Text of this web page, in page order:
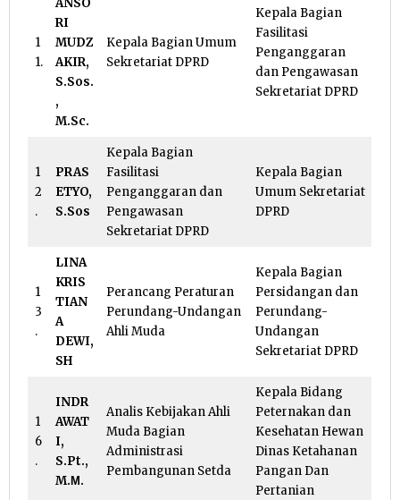
1
1.
ANSO
RI
MUDZ
AKIR,
S.Sos.
,
M.Sc.
Kepala Bagian Umum
Sekretariat DPRD
Kepala Bagian
Fasilitasi
Penganggaran
dan Pengawasan
Sekretariat DPRD
1
2
.
PRAS
ETYO,
S.Sos
Kepala Bagian
Fasilitasi
Penganggaran dan
Pengawasan
Sekretariat DPRD
Kepala Bagian
Umum Sekretariat
DPRD
1
3
.
LINA
KRIS
TIAN
A
DEWI,
SH
Perancang Peraturan
Perundang-Undangan
Ahli Muda
Kepala Bagian
Persidangan dan
Perundang-
Undangan
Sekretariat DPRD
1
6
.
INDR
AWAT
I,
S.Pt.,
M.Μ.
Analis Kebijakan Ahli
Muda Bagian
Administrasi
Pembangunan Setda
Kepala Bidang
Peternakan dan
Kesehatan Hewan
Dinas Ketahanan
Pangan Dan
Pertanian